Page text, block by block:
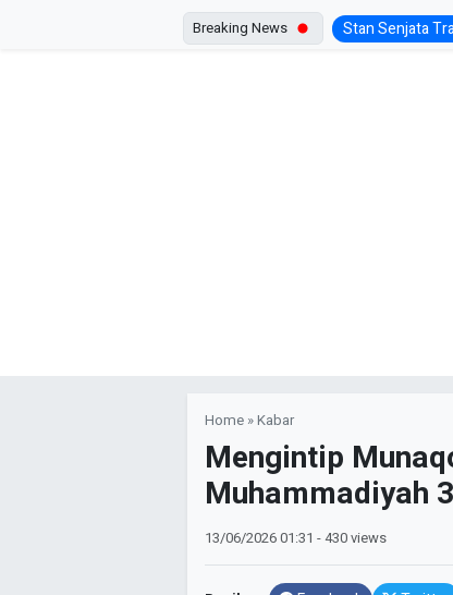
Breaking News Stan Senjata
Home »Kabar
Mengintip
Muhammadiyah
13/06/202601:31 - 430 views